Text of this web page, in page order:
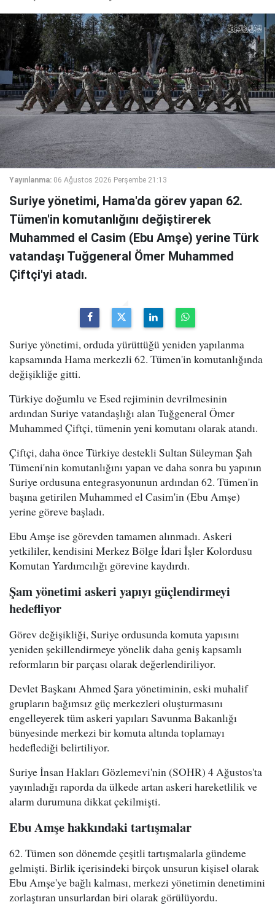
Yayınlanma: 06 Ağustos 2026 Perşembe 21:13
Suriye yönetimi, Hama'da görev yapan 62.
Tümen'in komutanlığını değiştirerek
Muhammed el Casim (Ebu Amşe) yerine Türk
vatandaşı Tuğgeneral Ömer Muhammed
Çiftçi'yi atadı.
Suriye yönetimi, orduda yürüttüğü yeniden yapılanma
kapsamında Hama merkezli 62. Tümen'in komutanlığında
değişikliğe gitti.
Türkiye doğumlu ve Esed rejiminin devrilmesinin
ardından Suriye vatandaşlığı alan Tuğgeneral Ömer
Muhammed Çiftçi, tümenin yeni komutanı olarak atandı.
Çiftçi, daha önce Türkiye destekli Sultan Süleyman Şah
Tümeni'nin komutanlığını yapan ve daha sonra bu yapının
Suriye ordusuna entegrasyonunun ardından 62. Tümen'in
başına getirilen Muhammed el Casim'in (Ebu Amşe)
yerine göreve başladı.
Ebu Amşe ise görevden tamamen alınmadı. Askeri
yetkililer, kendisini Merkez Bölge İdari İşler Kolordusu
Komutan Yardımcılığı görevine kaydırdı.
Şam yönetimi askeri yapıyı güçlendirmeyi
hedefliyor
Görev değişikliği, Suriye ordusunda komuta yapısını
yeniden şekillendirmeye yönelik daha geniş kapsamlı
reformların bir parçası olarak değerlendiriliyor.
Devlet Başkanı Ahmed Şara yönetiminin, eski muhalif
grupların bağımsız güç merkezleri oluşturmasını
engelleyerek tüm askeri yapıları Savunma Bakanlığı
bünyesinde merkezi bir komuta altında toplamayı
hedeflediği belirtiliyor.
Suriye İnsan Hakları Gözlemevi'nin (SOHR) 4 Ağustos'ta
yayınladığı raporda da ülkede artan askeri hareketlilik ve
alarm durumuna dikkat çekilmişti.
Ebu Amşe hakkındaki tartışmalar
62. Tümen son dönemde çeşitli tartışmalarla gündeme
gelmişti. Birlik içerisindeki birçok unsurun kişisel olarak
Ebu Amşe'ye bağlı kalması, merkezi yönetimin denetimini
zorlaştıran unsurlardan biri olarak görülüyordu.